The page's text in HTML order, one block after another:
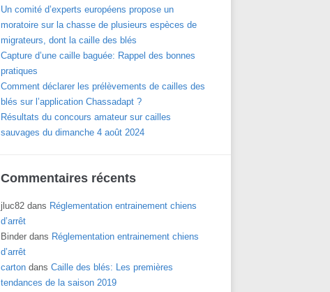
Un comité d’experts européens propose un
moratoire sur la chasse de plusieurs espèces de
migrateurs, dont la caille des blés
Capture d’une caille baguée: Rappel des bonnes
pratiques
Comment déclarer les prélèvements de cailles des
blés sur l’application Chassadapt ?
Résultats du concours amateur sur cailles
sauvages du dimanche 4 août 2024
Commentaires récents
jluc82 dans Réglementation entrainement chiens
d’arrêt
Binder dans Réglementation entrainement chiens
d’arrêt
carton dans Caille des blés: Les premières
tendances de la saison 2019